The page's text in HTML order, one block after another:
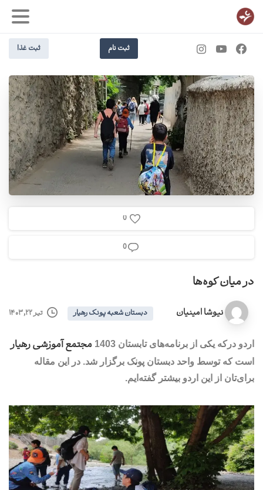
ثبت نام ثبت غذا
0
0
در میان کوه‌ها
نیوشا امینیان دبستان شعبه پونک رهیار تیر ۲۲, ۱۴۰۳
اردو درکه یکی از برنامه‌های تابستان 1403 مجتمع آموزشی رهیار
است که توسط واحد دبستان پونک برگزار شد. در این مقاله
برای‌تان از این اردو بیشتر گفته‌ایم.